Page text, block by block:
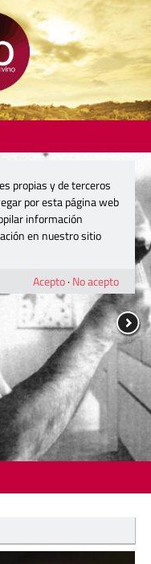
propias y de terceros
por esta página web
información
en nuestro sitio
Acepto· No acepto